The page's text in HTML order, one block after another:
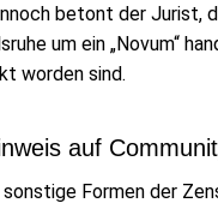
betont der Jurist,
um ein „Novum“
worden sind.
auf
Formen der